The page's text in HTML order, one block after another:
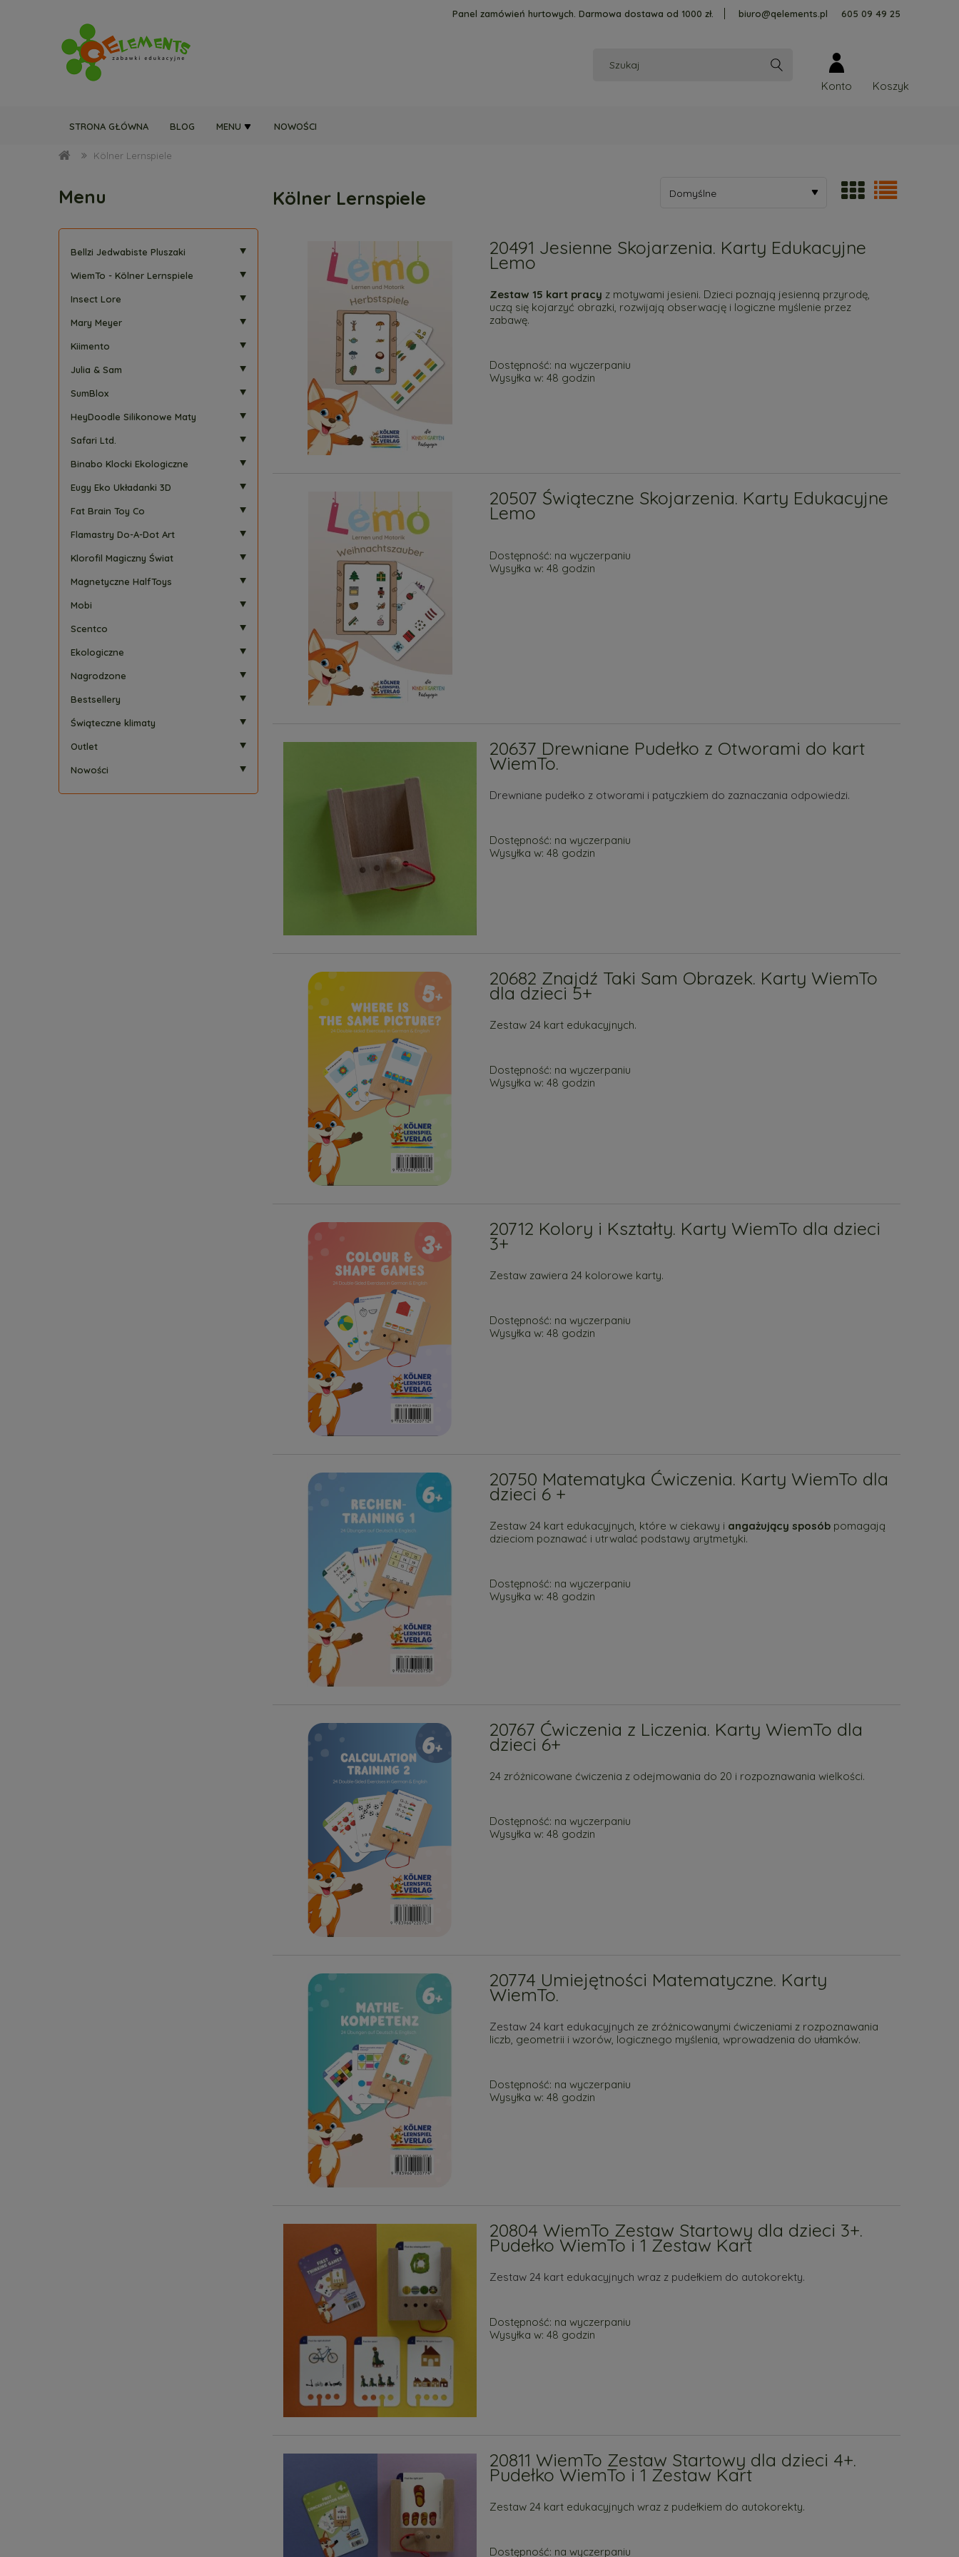
Panel zamówień hurtowych. Darmowa dostawa od 1000 zł. biuro@qelements.pl 605 09 49 25
Konto
STRONA GŁÓWNA BLOG MENU NOWOŚCI
Kölner Lernspiele
Menu
Bellzi Jedwabiste Pluszaki
WiemTo - Kölner Lernspiele
Insect Lore
Mary Meyer
Kiimento
Julia & Sam
SumBlox
HeyDoodle Silikonowe Maty
Safari Ltd.
Binabo Klocki Ekologiczne
Eugy Eko Układanki 3D
Fat Brain Toy Co
Flamastry Do-A-Dot Art
Klorofil Magiczny Świat
Magnetyczne HalfToys
Mobi
Scentco
Ekologiczne
Nagrodzone
Bestsellery
Świąteczne klimaty
Outlet
Nowości
Kölner Lernspiele
20491 Jesienne Skojarzenia. Karty Edukacyjne
Lemo
Zestaw 15 kart pracy z motywami jesieni. Dzieci poznają jesienną przyrodę,
uczą się kojarzyć obrazki, rozwijają obserwację i logiczne myślenie przez
zabawę.
Dostępność: na wyczerpaniu
Wysyłka w: 48 godzin
20507 Świąteczne Skojarzenia. Karty Edukacyjne
Lemo
Dostępność: na wyczerpaniu
Wysyłka w: 48 godzin
20637 Drewniane Pudełko z Otworami do kart
WiemTo.
Drewniane pudełko z otworami i patyczkiem do zaznaczania odpowiedzi.
Dostępność: na wyczerpaniu
Wysyłka w: 48 godzin
20682 Znajdź Taki Sam Obrazek. Karty WiemTo
dla dzieci 5+
Zestaw 24 kart edukacyjnych.
Dostępność: na wyczerpaniu
Wysyłka w: 48 godzin
20712 Kolory i Kształty. Karty WiemTo dla dzieci
3+
Zestaw zawiera 24 kolorowe karty.
Dostępność: na wyczerpaniu
Wysyłka w: 48 godzin
20750 Matematyka Ćwiczenia. Karty WiemTo dla
dzieci 6 +
Zestaw 24 kart edukacyjnych, które w ciekawy i angażujący sposób pomagają
dzieciom poznawać i utrwalać podstawy arytmetyki.
Dostępność: na wyczerpaniu
Wysyłka w: 48 godzin
20767 Ćwiczenia z Liczenia. Karty WiemTo dla
dzieci 6+
24 zróżnicowane ćwiczenia z odejmowania do 20 i rozpoznawania wielkości.
Dostępność: na wyczerpaniu
Wysyłka w: 48 godzin
20774 Umiejętności Matematyczne. Karty
WiemTo.
Zestaw 24 kart edukacyjnych ze zróżnicowanymi ćwiczeniami z rozpoznawania
liczb, geometrii i wzorów, logicznego myślenia, wprowadzenia do ułamków.
Dostępność: na wyczerpaniu
Wysyłka w: 48 godzin
20804 WiemTo Zestaw Startowy dla dzieci 3+.
Pudełko WiemTo i 1 Zestaw Kart
Zestaw 24 kart edukacyjnych wraz z pudełkiem do autokorekty.
Dostępność: na wyczerpaniu
Wysyłka w: 48 godzin
20811 WiemTo Zestaw Startowy dla dzieci 4+.
Pudełko WiemTo i 1 Zestaw Kart
Zestaw 24 kart edukacyjnych wraz z pudełkiem do autokorekty.
Dostępność: na wyczerpaniu